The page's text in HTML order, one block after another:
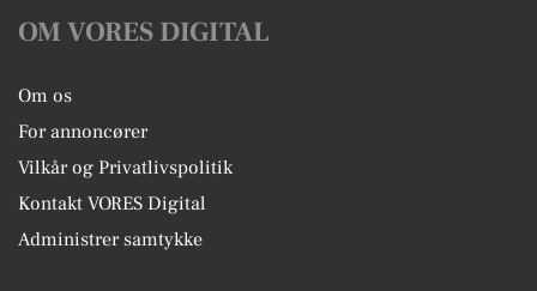
OM VORES DIGITAL
Om os
For annoncører
Vilkår og Privatlivspolitik
Kontakt VORES Digital
Administrer samtykke